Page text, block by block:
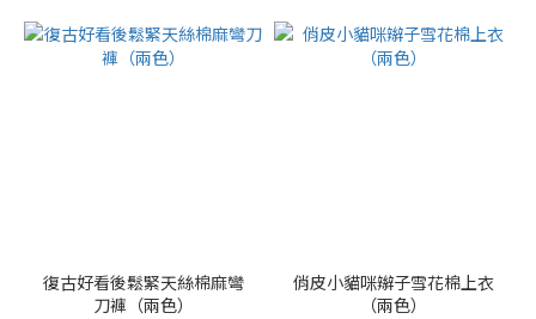
復古好看後鬆緊天絲棉麻彎
刀褲（兩色）
俏皮小貓咪辮子雪花棉上衣
（兩色）